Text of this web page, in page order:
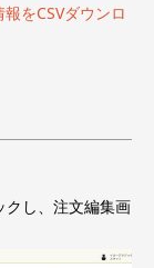
をCSVダウンロ
クし、注文編集画